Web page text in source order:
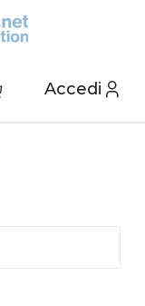
Accedi